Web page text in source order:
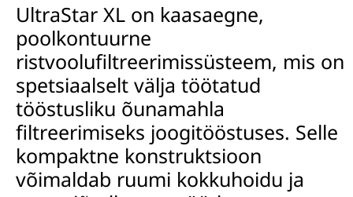
UltraStar XL on kaasaegne,
poolkontuurne
ristvoolufiltreerimissüsteem, mis on
spetsiaalselt välja töötatud
tööstusliku õunamahla
filtreerimiseks joogitööstuses. Selle
kompaktne konstruktsioon
võimaldab ruumi kokkuhoidu ja